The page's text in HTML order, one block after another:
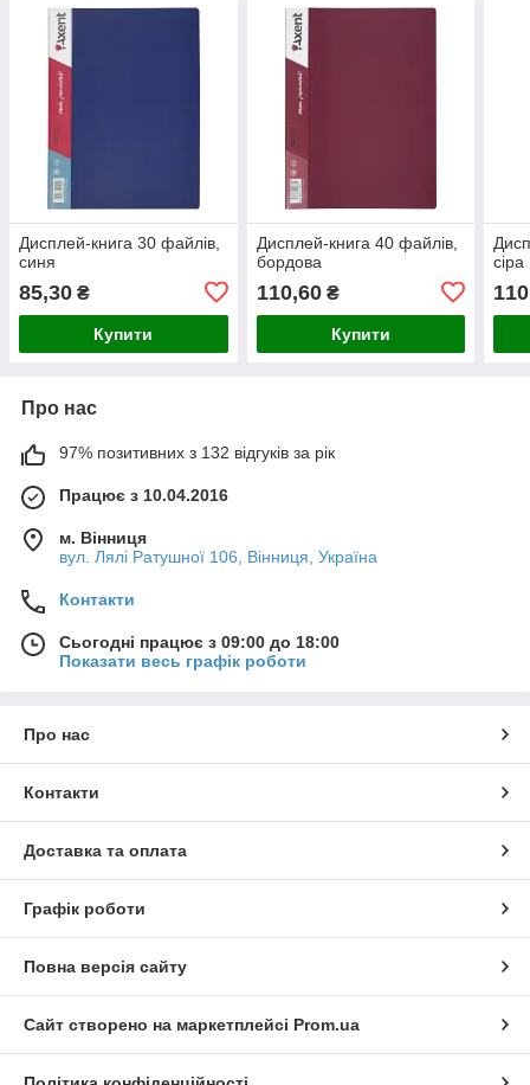
Дисплей-книга 30 файлів,
синя
85,30 ₴
Купити
Дисплей-книга 40 файлів,
бордова
110,60₴
Купити
сіра
Про нас
97% позитивних з 132 відгуків за рік
Працює з 10.04.2016
м. Вінниця
вул. Лялі Ратушної 106, Вінниця, Україна
Контакти
Сьогодні працює з 09:00 до 18:00
Показати весь графік роботи
Про нас
Контакти
Доставка та оплата
Графік роботи
Повна версія сайту
Сайт створено на маркетплейсі Prom.ua